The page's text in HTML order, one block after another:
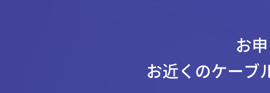
お
お近くのケーブ